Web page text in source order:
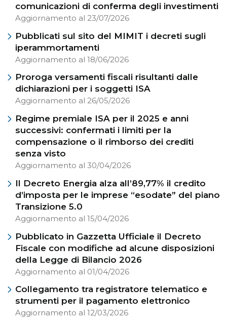
comunicazioni di conferma degli investimenti
Aggiornamento al 23/07/2026
Pubblicati sul sito del MIMIT i decreti sugli
iperammortamenti
Aggiornamento al 18/06/2026
Proroga versamenti fiscali risultanti dalle
dichiarazioni per i soggetti ISA
Aggiornamento al 26/05/2026
Regime premiale ISA per il 2025 e anni
successivi: confermati i limiti per la
compensazione o il rimborso dei crediti
senza visto
Aggiornamento al 30/04/2026
Il Decreto Energia alza all’89,77% il credito
d’imposta per le imprese “esodate” del piano
Transizione 5.0
Aggiornamento al 15/04/2026
Pubblicato in Gazzetta Ufficiale il Decreto
Fiscale con modifiche ad alcune disposizioni
della Legge di Bilancio 2026
Aggiornamento al 01/04/2026
Collegamento tra registratore telematico e
strumenti per il pagamento elettronico
Aggiornamento al 12/03/2026